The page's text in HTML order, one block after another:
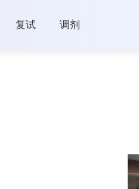
复试 调剂